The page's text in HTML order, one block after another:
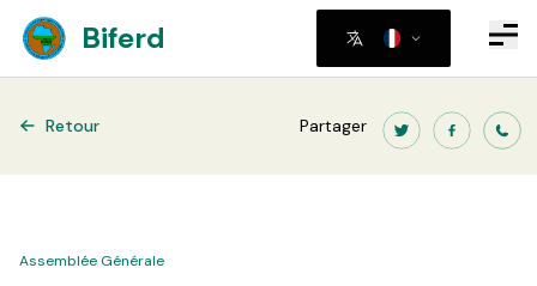
Biferd
Retour Partager
Assemblée Générale